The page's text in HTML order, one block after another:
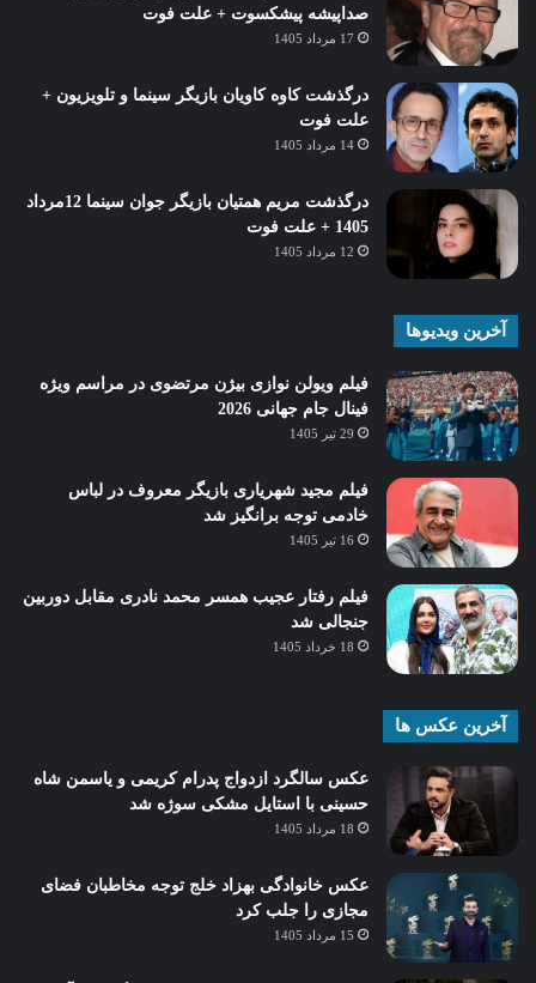
صداپیشه پیشکسوت + علت فوت
17 مرداد 1405
درگذشت کاوه کاویان بازیگر سینما و تلویزیون +
علت فوت
14 مرداد 1405
درگذشت مریم همتیان بازیگر جوان سینما 12مرداد
1405 + علت فوت
12 مرداد 1405
آخرین ویدیوها
فیلم ویولن نوازی بیژن مرتضوی در مراسم ویژه
فینال جام جهانی 2026
29 تیر 1405
فیلم مجید شهریاری بازیگر معروف در لباس
خادمی توجه برانگیز شد
16 تیر 1405
فیلم رفتار عجیب همسر محمد نادری مقابل دوربین
جنجالی شد
18 خرداد 1405
آخرین عکس ها
عکس سالگرد ازدواج پدرام کریمی و یاسمن شاه‌
حسینی با استایل مشکی سوژه شد
18 مرداد 1405
عکس خانوادگی بهزاد خلج توجه مخاطبان فضای
مجازی را جلب کرد
15 مرداد 1405